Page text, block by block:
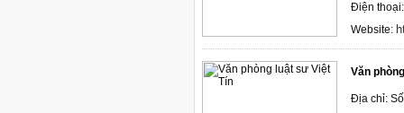
Điện
Website:
Văn
Địa chỉ: